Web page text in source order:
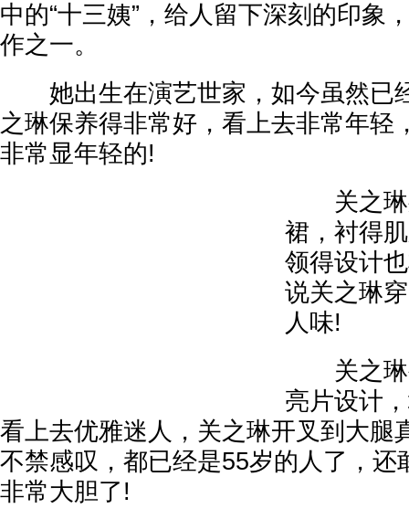
中的“十三姨”，给人留下深刻的印象
作之一。
她出生在演艺世家，如今虽然已
之琳保养得非常好，看上去非常年轻
非常显年轻的!
关之琳
裙，衬得
领得设计
说关之琳
人味!
关之琳
亮片设计
看上去优雅迷人，关之琳开叉到大腿
不禁感叹，都已经是55岁的人了，还
非常大胆了!